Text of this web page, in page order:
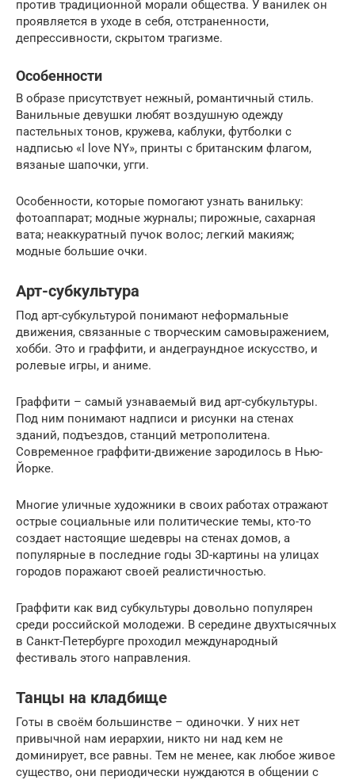
против традиционной морали общества. У ванилек он
проявляется в уходе в себя, отстраненности,
депрессивности, скрытом трагизме.
Особенности
В образе присутствует нежный, романтичный стиль.
Ванильные девушки любят воздушную одежду
пастельных тонов, кружева, каблуки, футболки с
надписью «I love NY», принты с британским флагом,
вязаные шапочки, угги.
Особенности, которые помогают узнать ванильку:
фотоаппарат; модные журналы; пирожные, сахарная
вата; неаккуратный пучок волос; легкий макияж;
модные большие очки.
Арт-субкультура
Под арт-субкультурой понимают неформальные
движения, связанные с творческим самовыражением,
хобби. Это и граффити, и андеграундное искусство, и
ролевые игры, и аниме.
Граффити – самый узнаваемый вид арт-субкультуры.
Под ним понимают надписи и рисунки на стенах
зданий, подъездов, станций метрополитена.
Современное граффити-движение зародилось в Нью-
Йорке.
Многие уличные художники в своих работах отражают
острые социальные или политические темы, кто-то
создает настоящие шедевры на стенах домов, а
популярные в последние годы 3D-картины на улицах
городов поражают своей реалистичностью.
Граффити как вид субкультуры довольно популярен
среди российской молодежи. В середине двухтысячных
в Санкт-Петербурге проходил международный
фестиваль этого направления.
Танцы на кладбище
Готы в своём большинстве – одиночки. У них нет
привычной нам иерархии, никто ни над кем не
доминирует, все равны. Тем не менее, как любое живое
существо, они периодически нуждаются в общении с